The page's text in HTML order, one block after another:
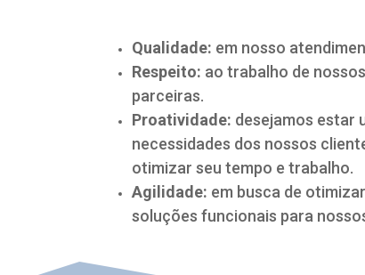
Qualidade: em nosso
Respeito: ao trabalho de
parceiras.
Proatividade: desejamos estar
necessidades dos nossos
otimizar seu tempo e trabalho.
Agilidade: em busca de
soluções funcionais para